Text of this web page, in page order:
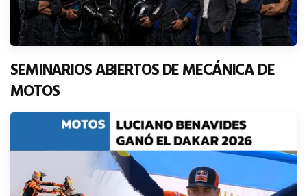
SEMINARIOS ABIERTOS DE MECÁNICA DE
MOTOS